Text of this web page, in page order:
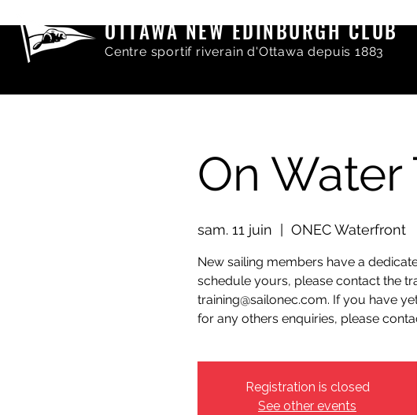
OTTAWA NEW EDINBURGH CLUB
Centre sportif riverain d'Ottawa depuis 1883
On Water
sam. 11 juin ONEC Waterfront
New sailing members have a
schedule yours, please contact the
training@sailonec.com. If you have
for any others enquiries, please
Registration is closed
See other events